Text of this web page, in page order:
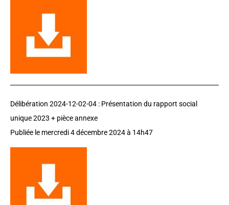
Délibération 2024-12-02-04 : Présentation du rapport social
unique 2023 + pièce annexe
Publiée le mercredi 4 décembre 2024à 14h47